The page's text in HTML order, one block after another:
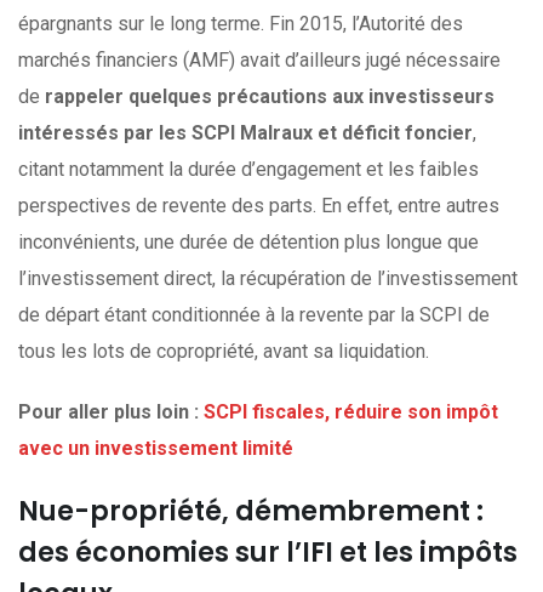
épargnants sur le long terme. Fin 2015, l’Autorité des
marchés financiers (AMF) avait d’ailleurs jugé nécessaire
de rappeler quelques précautions aux investisseurs
intéressés par les SCPI Malraux et déficit foncier,
citant notamment la durée d’engagement et les faibles
perspectives de revente des parts. En effet, entre autres
inconvénients, une durée de détention plus longue que
l’investissement direct, la récupération de l’investissement
de départ étant conditionnée à la revente par la SCPI de
tous les lots de copropriété, avant sa liquidation.
Pour aller plus loin : SCPI fiscales, réduire son impôt
avec un investissement limité
Nue-propriété, démembrement :
des économies sur l’IFI et les impôts